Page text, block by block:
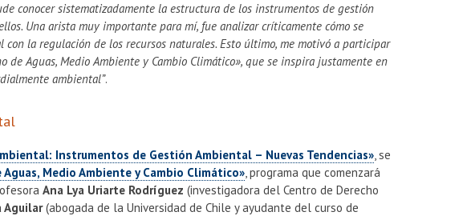
conocer sistematizadamente la estructura de los instrumentos de gestión
Una arista muy importante para mí, fue analizar críticamente cómo se
la regulación de los recursos naturales. Esto último, me motivó a participar
Aguas, Medio Ambiente y Cambio Climático», que se inspira justamente en
ambiental”.
Instrumentos de Gestión Ambiental – Nuevas Tendencias», se
Medio Ambiente y Cambio Climático», programa que comenzará
Ana Lya Uriarte Rodríguez (investigadora del Centro de Derecho
Aguilar(abogada de la Universidad de Chile y ayudante del curso de